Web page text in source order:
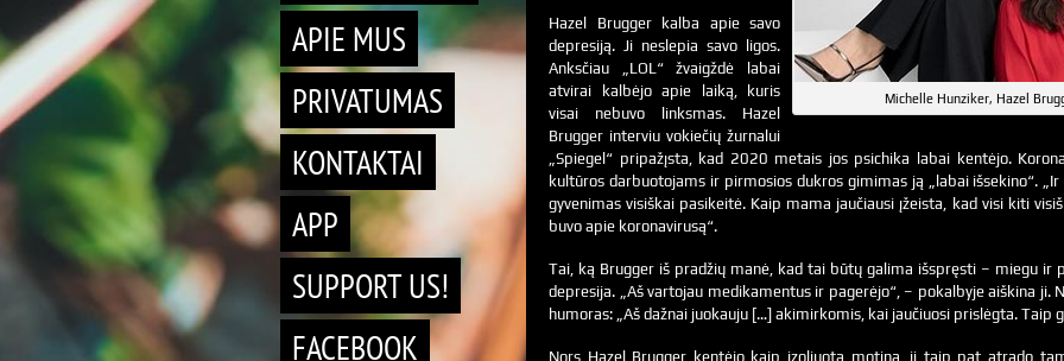
APIE MUS
PRIVATUMAS
KONTAKTAI
APP
SUPPORT US!
FACEBOOK
Michelle Hunziker, Hazel
Hazel Brugger kalba apie savo
depresiją. Ji neslepia savo ligos.
Anksčiau „LOL“ žvaigždė labai
atvirai kalbėjo apie laiką, kuris
visai nebuvo linksmas. Hazel
Brugger interviu vokiečių žurnalui
„Spiegel“ pripažįsta, kad 2020 metais jos psichika labai kentėjo.
kultūros darbuotojams ir pirmosios dukros gimimas ją „labai išsekino“.
gyvenimas visiškai pasikeitė. Kaip mama jaučiausi įžeista, kad visi kiti
buvo apie koronavirusą“.
Tai, ką Brugger iš pradžių manė, kad tai būtų galima išspręsti – miegu ir
depresija. „Aš vartojau medikamentus ir pagerėjo“, – pokalbyje aiškina ji.
humoras: „Aš dažnai juokauju […] akimirkomis, kai jaučiuosi prislėgta. Taip
Nors Hazel Brugger kentėjo kaip izoliuota motina, ji taip pat atrado